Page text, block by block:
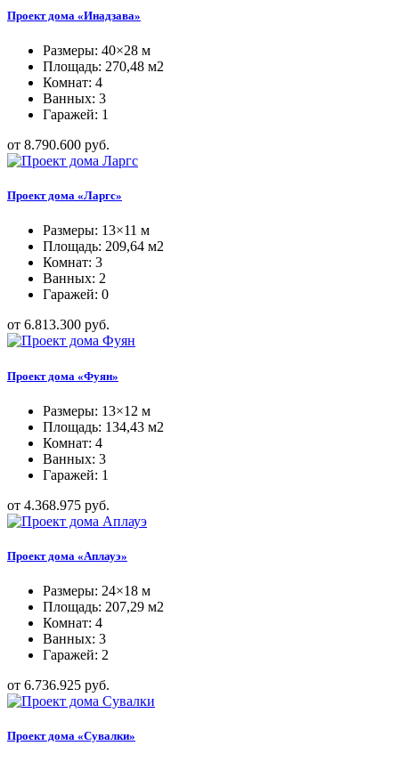
Проект дома «Инадзава»
Размеры: 40×28 м
Площадь: 270,48 м2
Комнат: 4
Ванных: 3
Гаражей: 1
от 8.790.600 руб.
Проект дома «Ларгс»
Размеры: 13×11 м
Площадь: 209,64 м2
Комнат: 3
Ванных: 2
Гаражей: 0
от 6.813.300 руб.
Проект дома «Фуян»
Размеры: 13×12 м
Площадь: 134,43 м2
Комнат: 4
Ванных: 3
Гаражей: 1
от 4.368.975 руб.
Проект дома «Аплауэ»
Размеры: 24×18 м
Площадь: 207,29 м2
Комнат: 4
Ванных: 3
Гаражей: 2
от 6.736.925 руб.
Проект дома «Сувалки»